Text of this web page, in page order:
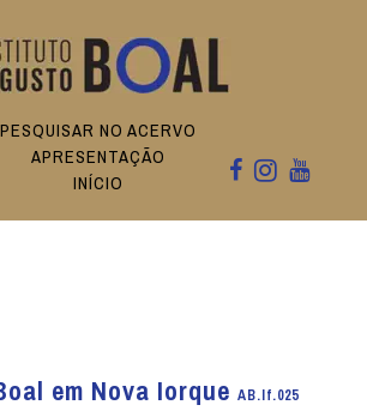
PESQUISAR NO ACERVO
APRESENTAÇÃO
INÍCIO
em Nova Iorque AB.If.025